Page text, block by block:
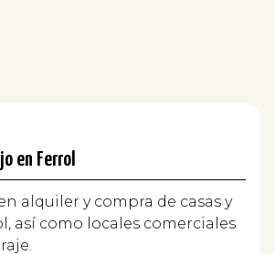
en Ferrol
alquiler y compra de casas y
así como locales comerciales